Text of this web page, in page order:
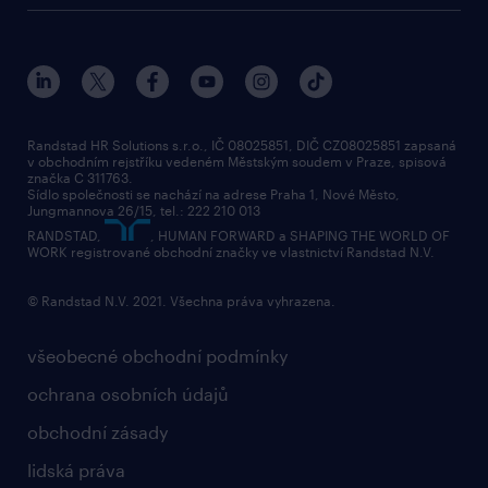
karierní poradna
náš příbeh
tiskové zprávy
společenská odpovědnost
přidej se k nám
kontakty & pobočky
bezpečnostní politika
všeobecné obchodní podmínky
ochrana osobních údajů
obchodní zásady
lidská práva
Randstad HR Solutions s.r.o., IČ 08025851, DIČ CZ08025851 zapsaná
v obchodním rejstříku vedeném Městským soudem v Praze, spisová
značka C 311763.
Sídlo společnosti se nachází na adrese Praha 1, Nové Město,
Jungmannova 26/15, tel.: 222 210 013
RANDSTAD,
, HUMAN FORWARD a SHAPING THE WORLD OF
WORK registrované obchodní značky ve vlastnictví Randstad N.V.
© Randstad N.V. 2021. Všechna práva vyhrazena.